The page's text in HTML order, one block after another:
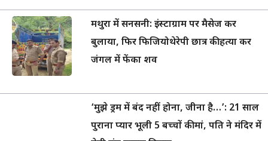
मथुरा में सनसनी: इंस्टाग्राम पर मैसेज कर
बुलाया, फिर फिजियोथेरेपी छात्र की हत्या कर
जंगल में फेंका शव
‘मुझे ड्रम में बंद नहीं होना, जीना है…’: 21 साल
पुराना प्यार भूली 5 बच्चों की मां, पति ने मंदिर में